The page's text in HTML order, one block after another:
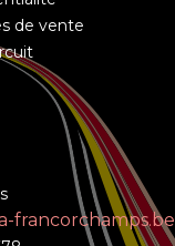
de vente
francorchamps.be